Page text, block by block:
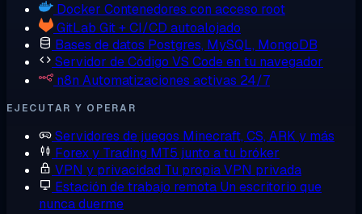
Docker Contenedores con acceso root
GitLab Git + CI/CD autoalojado
Bases de datos Postgres, MySQL, MongoDB
Servidor de Código VS Code en tu navegador
n8n Automatizaciones activas 24/7
EJECUTAR Y OPERAR
Servidores de juegos Minecraft, CS, ARK y más
Forex y Trading MT5 junto a tu bróker
VPN y privacidad Tu propia VPN privada
Estación de trabajo remota Un escritorio que
nunca duerme